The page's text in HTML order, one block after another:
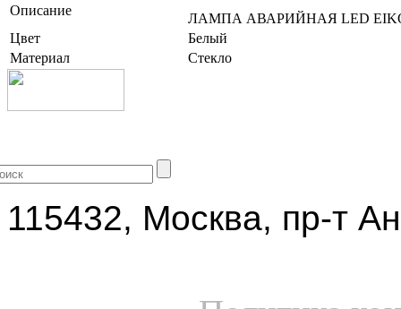
Описание
ЛАМПА АВАРИЙНАЯ LED
Цвет
Белый
Материал
Стекло
115432, Москва, пр-т